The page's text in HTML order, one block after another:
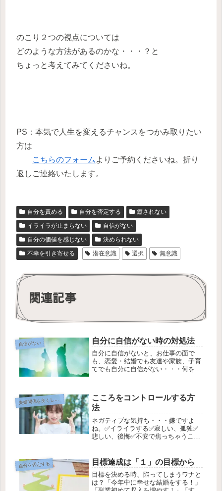
のこり２つの視点については
どのような方法があるのかな・・・？と
ちょっと考えてみてくださいね。
PS：本気で人生を変えるチャンスをつかみ取りたい
方は
こちらのフォーム よりご予約くださいね。折り
返しご連絡いたします。
自分を責める 自分を否定する
癒されない
イライラが止まらない
自信がない
自分の価値を感じない
決められない
不幸を引き寄せる
潜在意識 選択 無意識
関連記事
自信がない 自分に自信がない時の対処法
自分に自信がないと、お仕事の面で
も、恋愛・結婚でも友達や家族、子育
てでも自分に自信がない・・・何をや
ち。こんな時にまずやっていただきた
いこと。それは・・・がんばってきた
自分...
夫
婦関係を良くしたい
こころをコントロールする方
法
ネガティブな気持ち・・・嫌ですよ
ね。✅イライラする✅寂しい、孤独✅
悲しい、後悔✅不安で焦っちゃうこう
気持ちって感じたくない。そう思うの
が自然です。しかし・・・なかなか自
分の...
自分を否定する 目標達成は「１」の目標から
目標を決める時、陥ってしまうワナと
は？「今年中に幸せな結婚をする！」